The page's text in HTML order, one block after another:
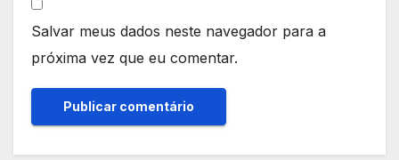
Salvar meus dados neste navegador para a
próxima vez que eu comentar.